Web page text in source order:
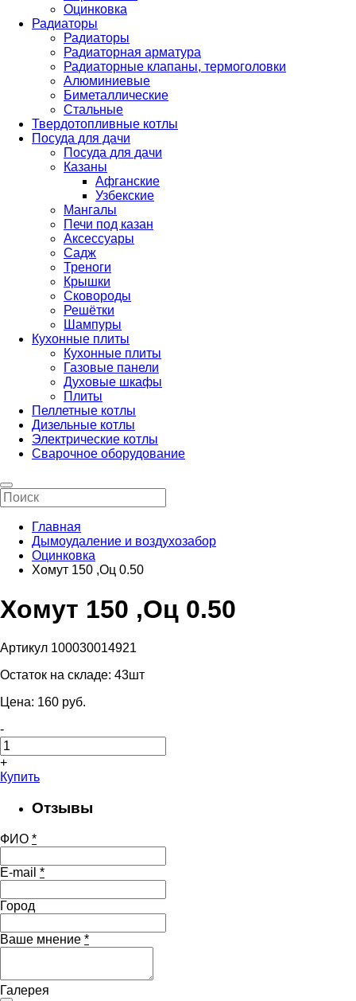
Оцинковка
Радиаторы
Радиаторы
Радиаторная арматура
Радиаторные клапаны, термоголовки
Алюминиевые
Биметаллические
Стальные
Твердотопливные котлы
Посуда для дачи
Посуда для дачи
Казаны
Афганские
Узбекские
Мангалы
Печи под казан
Аксессуары
Садж
Треноги
Крышки
Сковороды
Решётки
Шампуры
Кухонные плиты
Кухонные плиты
Газовые панели
Духовые шкафы
Плиты
Пеллетные котлы
Дизельные котлы
Электрические котлы
Сварочное оборудование
Главная
Дымоудаление и воздухозабор
Оцинковка
Хомут 150 ,Оц 0.50
Хомут 150 ,Оц 0.50
Артикул 100030014921
Остаток на складе: 43шт
Цена: 160 pуб.
-
+
Купить
Отзывы
ФИО *
E-mail *
Город
Ваше мнение *
Галерея